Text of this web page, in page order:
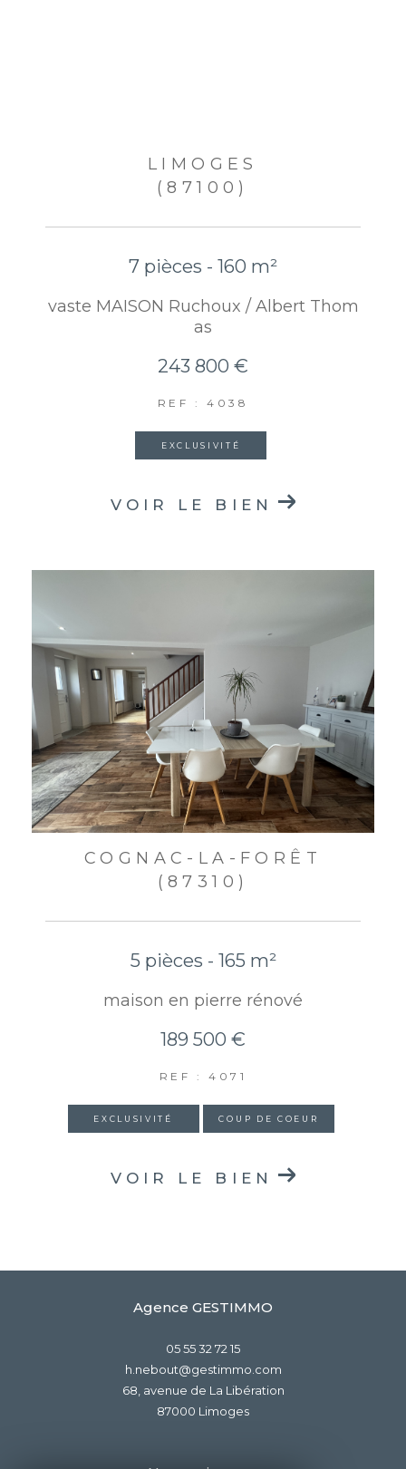
LIMOGES
(87100)
7 pièces - 160 m²
vaste MAISON Ruchoux / Albert Thom
as
243 800 €
REF : 4038
EXCLUSIVITÉ
VOIR LE BIEN
COGNAC-LA-FORÊT
(87310)
5 pièces - 165 m²
maison en pierre rénové
189 500 €
REF : 4071
EXCLUSIVITÉ COUP DE COEUR
VOIR LE BIEN
Agence GESTIMMO
05 55 32 72 15
h.nebout@gestimmo.com
68, avenue de La Libération
87000
limoges